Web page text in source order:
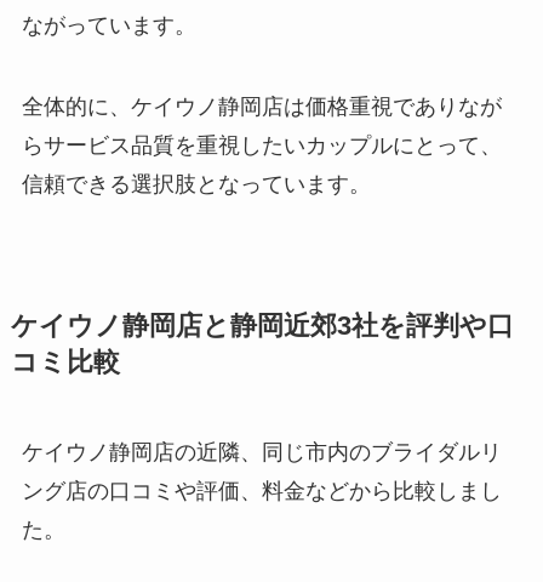
ながっています。
全体的に、ケイウノ静岡店は価格重視でありなが
らサービス品質を重視したいカップルにとって、
信頼できる選択肢となっています。
ケイウノ静岡店と静岡近郊3社を評判や口
コミ比較
ケイウノ静岡店の近隣、同じ市内のブライダルリ
ング店の口コミや評価、料金などから比較しまし
た。